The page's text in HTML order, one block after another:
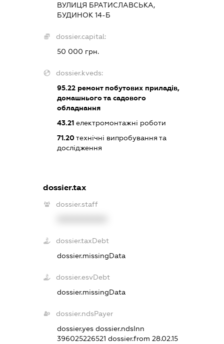
ВУЛИЦЯ БРАТИСЛАВСЬКА,
БУДИНОК 14-Б
dossier.capital:
50 000 грн.
dossier.kveds:
95.22ремонт побутових приладів,
домашнього та садового
обладнання
43.21електромонтажні роботи
71.20технічні випробування та
дослідження
dossier.tax
dossier.staff
dossier.taxDebt
dossier.missingData
dossier.esvDebt
dossier.missingData
dossier.ndsPayer
dossier.yes dossier.ndsInn
396025226521 dossier.from 28.02.15